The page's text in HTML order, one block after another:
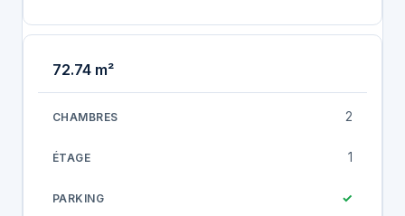
72.74 m²
2
1
✓